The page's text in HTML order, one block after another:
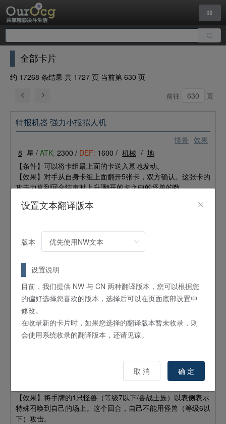
全部卡片
约 17268 条结果 共 1727 页 当前第 630 页
前往 页
怪兽 效果
特报机器 强力小报拟人机
8 星 / ATK: 2300 / DEF: 1600 / 机械 / 地
【条件】可以将卡组最上面的卡送入墓地发动。
【效果】对手从自身卡组上面翻开5张卡，双方确认。这张卡的
攻击力直到回合结束时上升[翻开的卡之中的怪兽的数
8 星 / ATK:2300 /DEF:2000 /
【条件】可以将自己场上的2只表侧表示怪兽（等级4以下/兽战
士族）送入墓地发动。
【效果】这张卡的攻击力直到回合结束时上升[因这个效果的条
件送入墓地的怪兽的等级的合计]×100。这个回合，自己只能用
这张卡攻击且只能攻击攻击表示怪兽，可以对对手怪兽全部各
作1次攻击。
兽机界 三轮车狐狸
兽战士 / 地
【条件】这张卡召唤的回合，对手场上的怪兽为3只的场合可以
【效果】将手牌的1只怪兽（等级7以下/兽战士族）以表侧表示
特殊召唤到自己的场上。这个回合，自己不能用怪兽（等级6以
下）攻击。
设置文本翻译版本
版本
设置说明
目前，我们提供 NW 与 CN 两种翻译版本，您可以根据您
的偏好选择您喜欢的版本，选择后可以在页面底部设置中
修改。
在收录新的卡片时，如果您选择的翻译版本暂未收录，则
会使用系统收录的翻译版本，还请见谅。
取 消 确 定